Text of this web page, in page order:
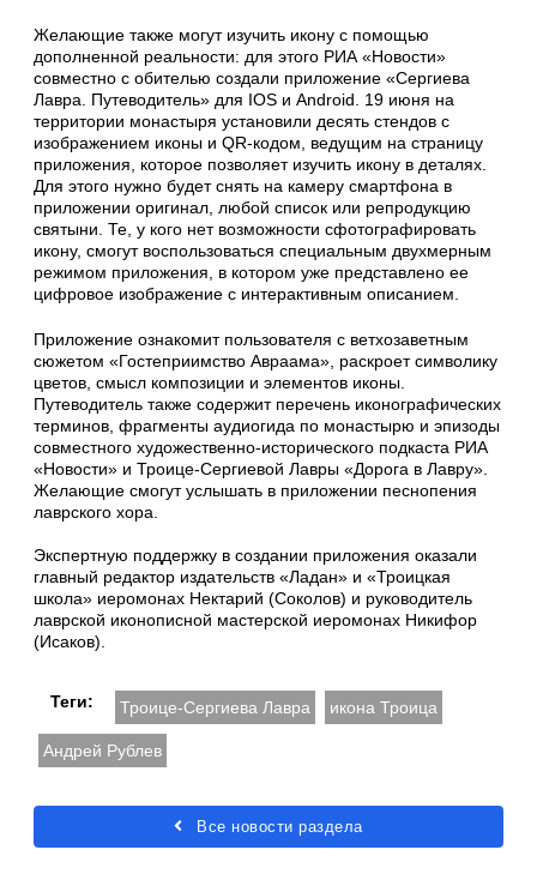
Желающие также могут изучить икону с помощью
дополненной реальности: для этого РИА «Новости»
совместно с обителью создали приложение «Сергиева
Лавра. Путеводитель» для IOS и Android. 19 июня на
территории монастыря установили десять стендов с
изображением иконы и QR-кодом, ведущим на страницу
приложения, которое позволяет изучить икону в деталях.
Для этого нужно будет снять на камеру смартфона в
приложении оригинал, любой список или репродукцию
святыни. Те, у кого нет возможности сфотографировать
икону, смогут воспользоваться специальным двухмерным
режимом приложения, в котором уже представлено ее
цифровое изображение с интерактивным описанием.
Приложение ознакомит пользователя с ветхозаветным
сюжетом «Гостеприимство Авраама», раскроет символику
цветов, смысл композиции и элементов иконы.
Путеводитель также содержит перечень иконографических
терминов, фрагменты аудиогида по монастырю и эпизоды
совместного художественно-исторического подкаста РИА
«Новости» и Троице-Сергиевой Лавры «Дорога в Лавру».
Желающие смогут услышать в приложении песнопения
лаврского хора.
Экспертную поддержку в создании приложения оказали
главный редактор издательств «Ладан» и «Троицкая
школа» иеромонах Нектарий (Соколов) и руководитель
лаврской иконописной мастерской иеромонах Никифор
(Исаков).
Теги: Троице-Сергиева Лавра икона Троица
Андрей Рублев
Все новости раздела